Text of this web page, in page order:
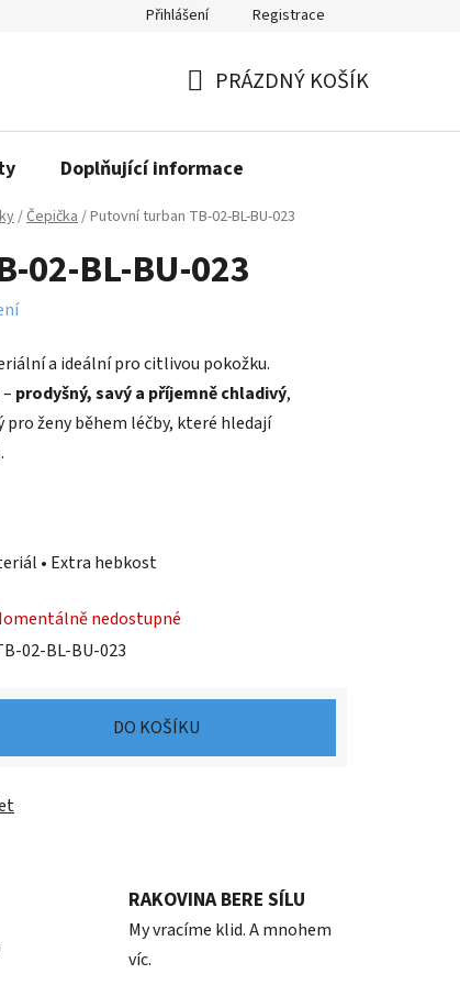
Přihlášení Registrace
KOŠÍK
PRÁZDNÝ KOŠÍK
Doplňující informace
/Čepička/Putovní turban TB-02-BL-BU-023
02-BL-BU-023
a ideální pro citlivou pokožku.
prodyšný, savý a příjemně chladivý,
ženy během léčby, které hledají
• Extra hebkost
nedostupné
02-BL-BU-023
DO KOŠÍKU
RAKOVINA BERE SÍLU
My vracíme klid. A mnohem
víc.